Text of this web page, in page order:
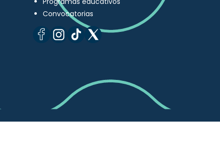
Convocatorias